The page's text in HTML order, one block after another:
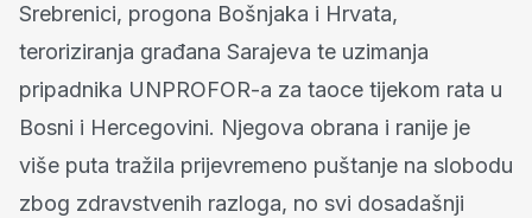
Srebrenici, progona Bošnjaka i Hrvata,
teroriziranja građana Sarajeva te uzimanja
pripadnika UNPROFOR-a za taoce tijekom rata u
Bosni i Hercegovini. Njegova obrana i ranije je
više puta tražila prijevremeno puštanje na slobodu
zbog zdravstvenih razloga, no svi dosadašnji